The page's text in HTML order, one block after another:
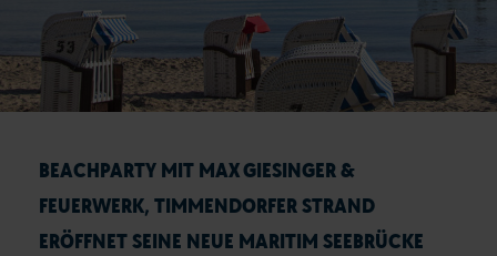
BEACHPARTY MIT MAX GIESINGER &
FEUERWERK, TIMMENDORFER STRAND
ERÖFFNET SEINE NEUE MARITIM SEEBRÜCKE